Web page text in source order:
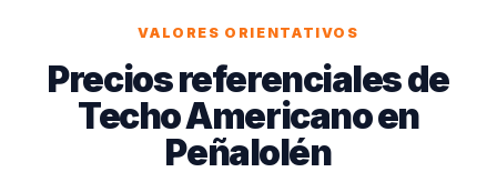
VALORES ORIENTATIVOS
Precios referenciales de
Techo Americano en
Peñalolén